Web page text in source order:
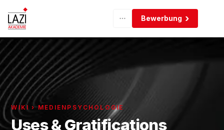
Bewerbung
WIKI › MEDIENPSYCHOLOGIE
Uses & Gratifications